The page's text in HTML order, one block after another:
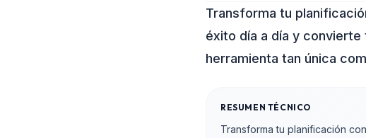
Transforma tu
éxito día a día y convierte
herramienta tan única
RESUMEN TÉCNICO
Transforma tu planificación